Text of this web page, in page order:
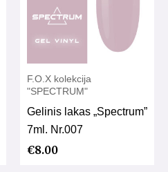
F.O.X kolekcija
"SPECTRUM"
Gelinis lakas „Spectrum”
7ml. Nr.007
€8.00